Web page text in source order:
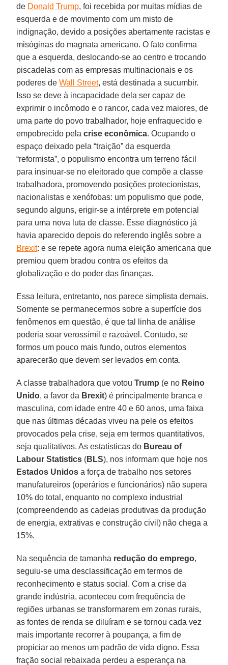
de Donald Trump, foi recebida por muitas mídias de
esquerda e de movimento com um misto de
indignação, devido a posições abertamente racistas e
misóginas do magnata americano. O fato confirma
que a esquerda, deslocando-se ao centro e trocando
piscadelas com as empresas multinacionais e os
poderes deWall Street, está destinada a sucumbir.
Isso se deve à incapacidade dela ser capaz de
exprimir o incômodo e o rancor, cada vez maiores, de
uma parte do povo trabalhador, hoje enfraquecido e
empobrecido pelacrise econômica. Ocupando o
espaço deixado pela “traição” da esquerda
“reformista”, o populismo encontra um terreno fácil
para insinuar-se no eleitorado que compõe a classe
trabalhadora, promovendo posições protecionistas,
nacionalistas e xenófobas: um populismo que pode,
segundo alguns, erigir-se a intérprete em potencial
para uma nova luta de classe. Esse diagnóstico já
havia aparecido depois do referendo inglês sobre a
Brexit: e se repete agora numa eleição americana que
premiou quem bradou contra os efeitos da
globalização e do poder das finanças.
Essa leitura, entretanto, nos parece simplista demais.
Somente se permanecermos sobre a superfície dos
fenômenos em questão, é que tal linha de análise
poderia soar verossímil e razoável. Contudo, se
formos um pouco mais fundo, outros elementos
aparecerão que devem ser levados em conta.
A classe trabalhadora que votouTrump (e no Reino
Unido, a favor da Brexit) é principalmente branca e
masculina, com idade entre 40 e 60 anos, uma faixa
que nas últimas décadas viveu na pele os efeitos
provocados pela crise, seja em termos quantitativos,
seja qualitativos. As estatísticas do Bureau of
Labour Statistics (BLS), nos informam que hoje nos
Estados Unidos a força de trabalho nos setores
manufatureiros (operários e funcionários) não supera
10% do total, enquanto no complexo industrial
(compreendendo as cadeias produtivas da produção
de energia, extrativas e construção civil) não chega a
15%.
Na sequência de tamanha redução do emprego,
seguiu-se uma desclassificação em termos de
reconhecimento e status social. Com a crise da
grande indústria, aconteceu com frequência de
regiões urbanas se transformarem em zonas rurais,
as fontes de renda se diluíram e se tornou cada vez
mais importante recorrer à poupança, a fim de
propiciar ao menos um padrão de vida digno. Essa
fração social rebaixada perdeu a esperança na